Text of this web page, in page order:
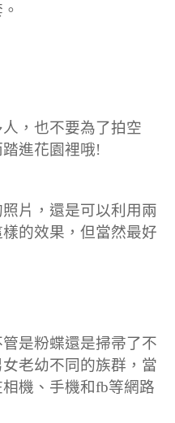
，也不要為了拍空
進花園裡哦!
片，還是可以利用兩
的效果，但當然最好
是粉蝶還是掃帚了不
老幼不同的族群，當
機、手機和fb等網路